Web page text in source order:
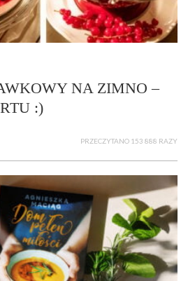
NA ZIMNO –
:)
PRZECZYTANO 153 888 RAZY